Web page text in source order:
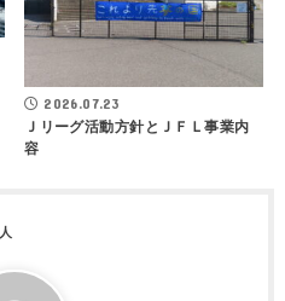
2026.07.23
Ｊリーグ活動方針とＪＦＬ事業内
容